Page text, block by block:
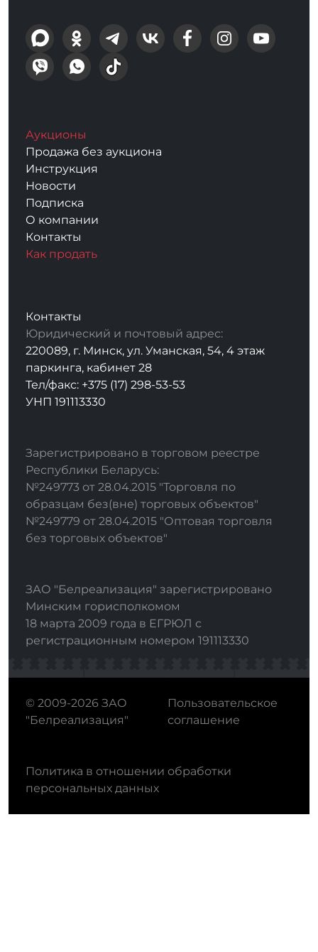
Аукционы
Продажа без аукциона
Инструкция
Новости
Подписка
О компании
Контакты
Как продать
Контакты
Юридический и почтовый адрес:
220089, г. Минск, ул. Уманская, 54, 4 этаж
паркинга, кабинет 28
Тел/факс: +375 (17) 298-53-53
УНП 191113330
Зарегистрировано в торговом реестре
Республики Беларусь:
№249773 от 28.04.2015 "Торговля по
образцам без(вне) торговых объектов"
№249779 от 28.04.2015 "Оптовая торговля
без торговых объектов"
ЗАО "Белреализация" зарегистрировано
Минским горисполкомом
18 марта 2009 года в ЕГРЮЛ с
регистрационным номером 191113330
© 2009-2026 ЗАО
"Белреализация"
Пользовательское
соглашение
Политика в отношении обработки
персональных данных